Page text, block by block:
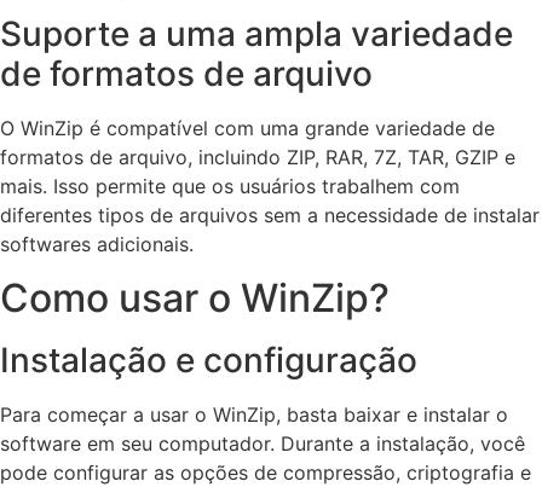
Suporte a uma ampla variedade
de formatos de arquivo
O WinZip é compatível com uma grande variedade de
formatos de arquivo, incluindo ZIP, RAR, 7Z, TAR, GZIP e
mais. Isso permite que os usuários trabalhem com
diferentes tipos de arquivos sem a necessidade de instalar
softwares adicionais.
Como usar o WinZip?
Instalação e configuração
Para começar a usar o WinZip, basta baixar e instalar o
software em seu computador. Durante a instalação, você
pode configurar as opções de compressão, criptografia e